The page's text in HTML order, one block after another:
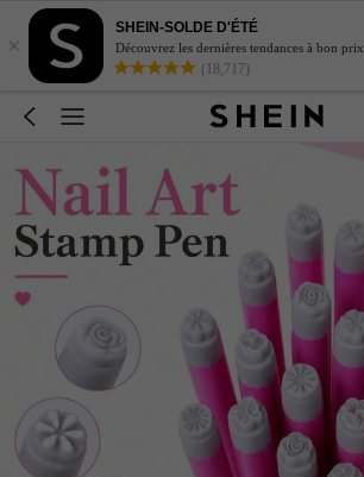
×
SHEIN-SOLDE D'ÉTÉ
Découvrez les dernières tendances à bon prix.
(18,717)